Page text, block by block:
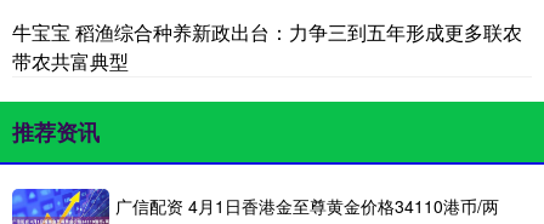
牛宝宝 稻渔综合种养新政出台：力争三到五年形成更多联农
带农共富典型
推荐资讯
广信配资 4月1日香港金至尊黄金价格34110港币/两